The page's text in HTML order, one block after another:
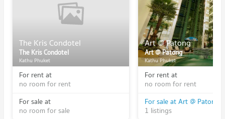
The Kris Condotel
The Kris Condotel
Kathu Phuket
For rent at
no room for rent
For sale at
no room for sale
Art @ Patong
Art @ Patong
Kathu Phuket
For rent at
no room for rent
For sale at Art @ Patong
1 listings